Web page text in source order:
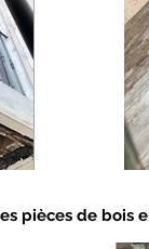
pièces de bois